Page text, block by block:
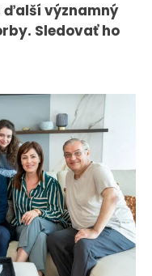
MS 2026
ďalší významný
Sledovať ho